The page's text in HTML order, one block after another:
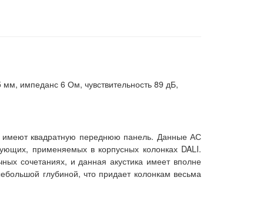
импеданс 6 Ом, чувствительность 89 дБ,
имеют квадратную переднюю панель. Данные АС
применяемых в корпусных колонках DALI.
сочетаниях, и данная акустика имеет вполне
глубиной, что придает колонкам весьма